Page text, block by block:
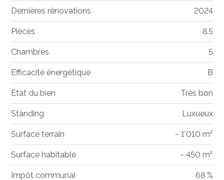
Dernières rénovations 2024
Pièces 8.5
Chambres 5
Efficacité énergétique B
Etat du bien Très bon
Standing Luxueux
Surface terrain ~ 1'010 m²
Surface habitable ~ 450 m²
Impôt communal 68 %